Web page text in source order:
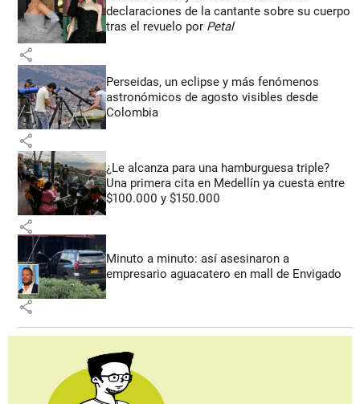
declaraciones de la cantante sobre su cuerpo
tras el revuelo por Petal
share
Perseidas, un eclipse y más fenómenos
astronómicos de agosto visibles desde
Colombia
share
¿Le alcanza para una hamburguesa triple?
Una primera cita en Medellín ya cuesta entre
$100.000 y $150.000
share
Minuto a minuto: así asesinaron a
empresario aguacatero en mall de Envigado
share